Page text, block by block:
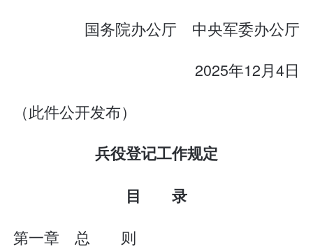
国务院办公厅 中央军委办公厅
2025年12月4日
（此件公开发布）
兵役登记工作规定
目 录
第一章 总 则